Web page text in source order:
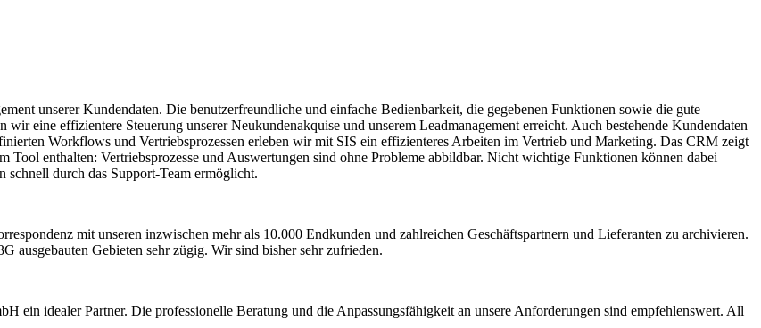
unserer Kundendaten. Die benutzerfreundliche und einfache Bedienbarkeit, die gegebenen Funktionen sowie die gute
eine effizientere Steuerung unserer Neukundenakquise und unserem Leadmanagement erreicht. Auch bestehende Kundendaten
Workflows und Vertriebsprozessen erleben wir mit SIS ein effizienteres Arbeiten im Vertrieb und Marketing. Das CRM zeigt
enthalten: Vertriebsprozesse und Auswertungen sind ohne Probleme abbildbar. Nicht wichtige Funktionen können dabei
schnell durch das Support-Team ermöglicht.
mit unseren inzwischen mehr als 10.000 Endkunden und zahlreichen Geschäftspartnern und Lieferanten zu archivieren.
Gebieten sehr zügig. Wir sind bisher sehr zufrieden.
ein idealer Partner. Die professionelle Beratung und die Anpassungsfähigkeit an unsere Anforderungen sind empfehlenswert. All